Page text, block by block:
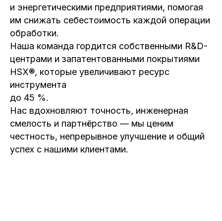
и энергетическими предприятиями, помогая
им снижать себестоимость каждой операции
обработки.
Наша команда гордится собственными R&D-
центрами и запатентованными покрытиями
HSX®, которые увеличивают ресурс
инструмента
до 45 %.
Нас вдохновляют точность, инженерная
смелость и партнёрство — мы ценим
честность, непрерывное улучшение и общий
успех с нашими клиентами.